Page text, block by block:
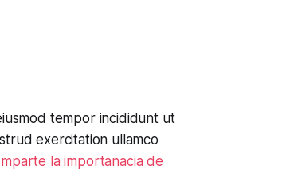
tempor incididunt ut
exercitation ullamco
la importanacia de